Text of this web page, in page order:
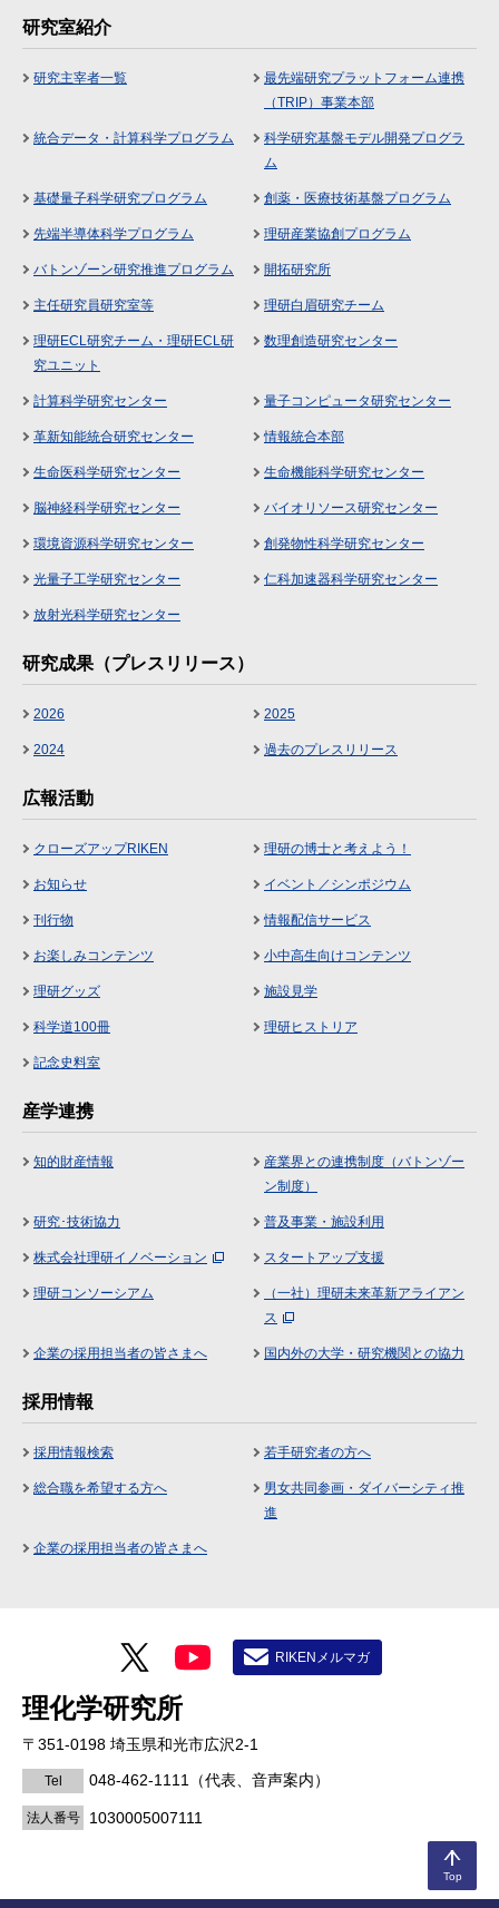
Top
研究室紹介
研究主宰者一覧
最先端研究プラットフォーム連携
（TRIP）事業本部
統合データ・計算科学プログラム
科学研究基盤モデル開発プログラ
ム
基礎量子科学研究プログラム 創薬・医療技術基盤プログラム
先端半導体科学プログラム 理研産業協創プログラム
バトンゾーン研究推進プログラム 開拓研究所
主任研究員研究室等 理研白眉研究チーム
理研ECL研究チーム・理研ECL研
究ユニット
数理創造研究センター
計算科学研究センター 量子コンピュータ研究センター
革新知能統合研究センター 情報統合本部
生命医科学研究センター 生命機能科学研究センター
脳神経科学研究センター バイオリソース研究センター
環境資源科学研究センター 創発物性科学研究センター
光量子工学研究センター 仁科加速器科学研究センター
放射光科学研究センター
研究成果（プレスリリース）
2026 2025
2024 過去のプレスリリース
広報活動
クローズアップRIKEN 理研の博士と考えよう！
お知らせ イベント／シンポジウム
刊行物 情報配信サービス
お楽しみコンテンツ 小中高生向けコンテンツ
理研グッズ 施設見学
科学道100冊 理研ヒストリア
記念史料室
産学連携
知的財産情報
産業界との連携制度（バトンゾー
ン制度）
研究･技術協力 普及事業・施設利用
株式会社理研イノベーション スタートアップ支援
理研コンソーシアム
（一社）理研未来革新アライアン
ス
企業の採用担当者の皆さまへ 国内外の大学・研究機関との協力
採用情報
採用情報検索 若手研究者の方へ
総合職を希望する方へ
男女共同参画・ダイバーシティ推
進
企業の採用担当者の皆さまへ
理化学研究所
〒351-0198 埼玉県和光市広沢2-1
Tel 048-462-1111 （代表、音声案内）
法人番号 1030005007111
RIKENメルマガ